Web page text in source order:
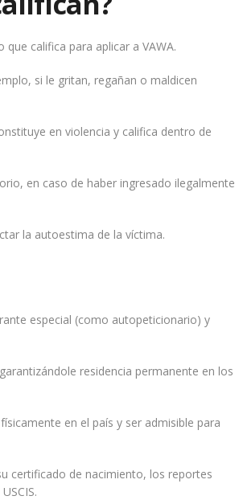
califica para aplicar a VAWA.
si le gritan, regañan o maldicen
en violencia y califica dentro de
en caso de haber ingresado ilegalmente
la autoestima de la víctima.
especial (como autopeticionario) y
residencia permanente en los
en el país y ser admisible para
certificado de nacimiento, los reportes